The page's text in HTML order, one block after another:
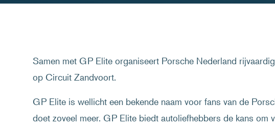
Samen met GP Elite organiseert Porsche Nederland
op Circuit Zandvoort.
GP Elite is wellicht een bekende naam voor fans van de
doet zoveel meer. GP Elite biedt autoliefhebbers de kans om